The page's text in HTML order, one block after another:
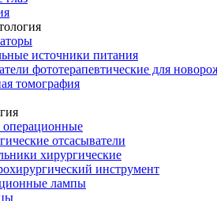
источники питания
фототерапевтические для
томография
отсасыватели
хирургические
инструмент
лампы